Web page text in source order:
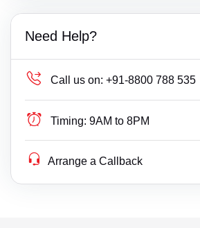
Need Help?
Call us on: +91-8800 788 535
Timing: 9AM to 8PM
Arrange a Callback